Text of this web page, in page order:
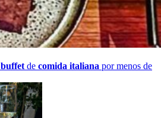
buffet de comida italiana por menos de